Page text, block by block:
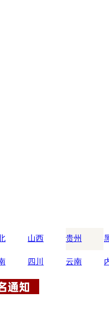
山西 贵州
四川 云南